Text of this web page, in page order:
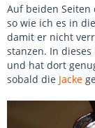
Auf beiden Seiten
so wie ich es in
damit er nicht
stanzen. In
und hat dort
sobald die Jacke